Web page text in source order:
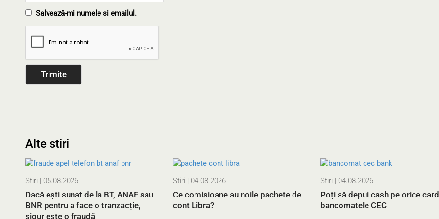
Salvează-mi numele si emailul.
Alte stiri
Stiri | 05.08.2026
Dacă ești sunat de la BT, ANAF sau
BNR pentru a face o tranzacție,
sigur este o fraudă
Stiri | 04.08.2026
Ce comisioane au noile pachete de
cont Libra?
Stiri | 04.08.2026
Poți să depui cash pe orice
bancomatele CEC